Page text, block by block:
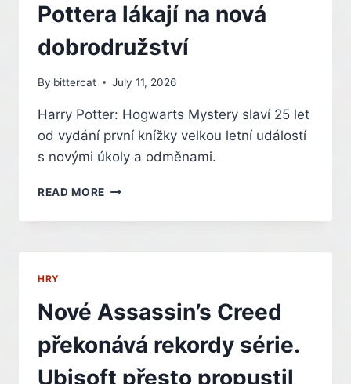
Pottera lákají na nová
dobrodružství
By bittercat July 11, 2026
Harry Potter: Hogwarts Mystery slaví 25 let
od vydání první knížky velkou letní událostí
s novými úkoly a odměnami.
READ MORE TVŮRCI
HARRYHO
DOBRODRUŽSTVÍ
HRY
Nové Assassin’s Creed
překonává rekordy série.
Ubisoft přesto propustil